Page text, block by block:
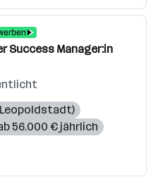
Success Manager:in
56.000 € jährlich